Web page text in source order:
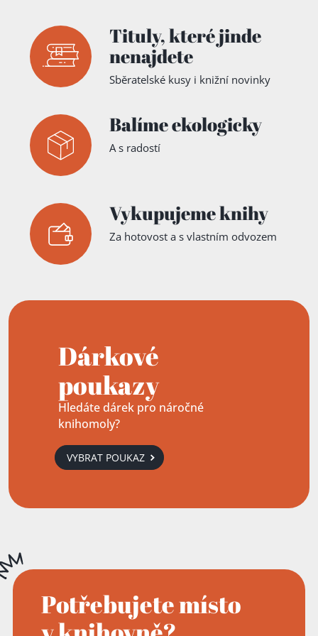
Tituly,které jinde
nenajdete
Sběratelské kusy i knižní novinky
Balíme ekologicky
A s radostí
Vykupujeme knihy
Za hotovost a s vlastním odvozem
Dárkové
poukazy
Hledáte dárek pro náročné
knihomoly?
VYBRAT POUKAZ
Potřebujete místo